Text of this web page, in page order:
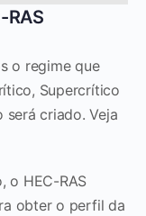
RAS
o regime que
Supercrítico
será criado. Veja
o HEC-RAS
obter o perfil da